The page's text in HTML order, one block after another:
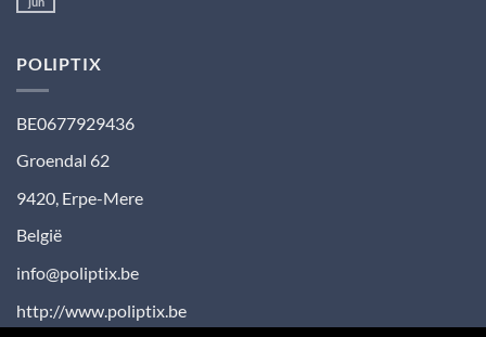
met
POLIPTIX
BE0677929436
Groendal 62
9420, Erpe-Mere
België
info@poliptix.be
http://www.poliptix.be